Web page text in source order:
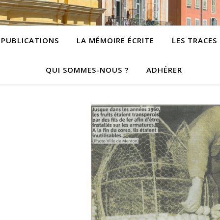
PUBLICATIONS LA MÉMOIRE ÉCRITE LES
QUI SOMMES-NOUS ? ADHÉRER